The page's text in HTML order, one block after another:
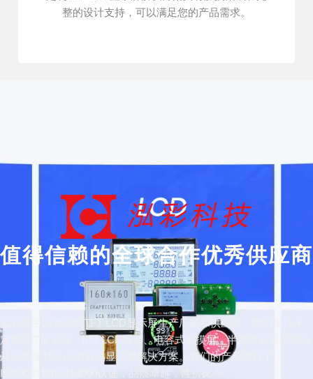
整的设计支持，可以满足您的产品需求。
值得信赖的全球合作优秀供应商
泓彩是中国专业的TFT LCD显示屏生产厂家和供应商。我们专注于
定制TFT显示屏、IPS LCD屏幕、电容式触摸屏、半透半反显示屏以
及高亮度TFT LCD液晶显示屏解决方案。我们的产品通过了